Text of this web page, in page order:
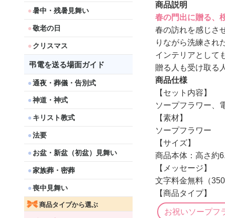
暑中・残暑見舞い
敬老の日
クリスマス
弔電を送る場面ガイド
通夜・葬儀・告別式
神道・神式
キリスト教式
法要
お盆・新盆（初盆）見舞い
家族葬・密葬
喪中見舞い
商品タイプから選ぶ
商品説明
春の門出に贈る、
春の訪れを感じさ
りながら洗練され
インテリアとして
贈る人も受け取る
商品仕様
【セット内容】
ソープフラワー、
【素材】
ソープフラワー
【サイズ】
商品本体：高さ約
【メッセージ】
文字料金無料（
【商品タイプ】
お祝いソープフ